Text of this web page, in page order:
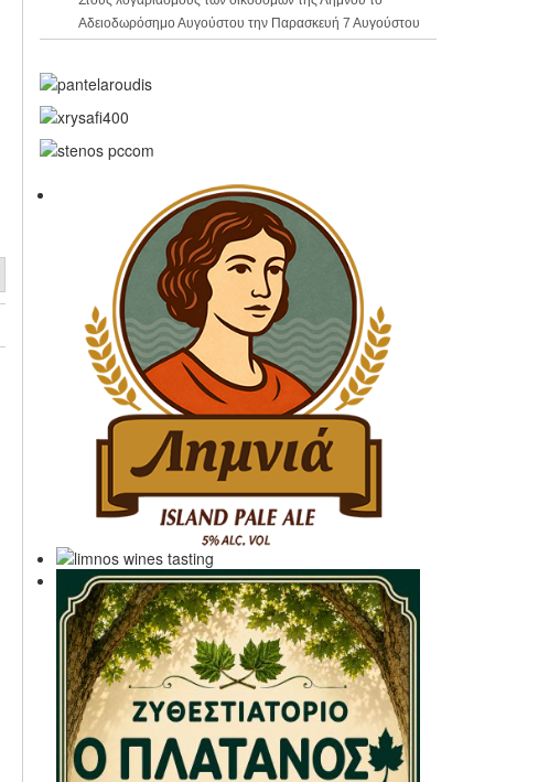
Αδειοδωρόσημο Αυγούστου την Παρασκευή 7 Αυγούστου